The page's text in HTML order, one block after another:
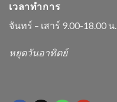
เวลาทำการ
จันทร์ – เสาร์ 9.00-18.00 น.
หยุดวันอาทิตย์